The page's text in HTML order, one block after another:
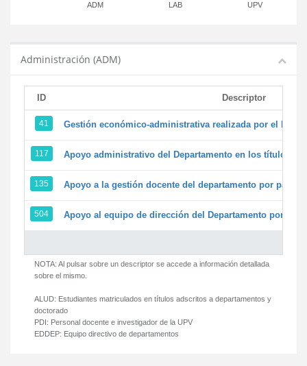
ADM LAB UPV
Administración (ADM)
ID Descriptor
41 Gestión económico-administrativa realizada por el
117 Apoyo administrativo del Departamento en los títulos de
135 Apoyo a la gestión docente del departamento por parte
504 Apoyo al equipo de dirección del Departamento por
NOTA: Al pulsar sobre un descriptor se accede a información detallada
sobre el mismo.
ALUD: Estudiantes matriculados en títulos adscritos a departamentos y
doctorado
PDI: Personal docente e investigador de la UPV
EDDEP: Equipo directivo de departamentos